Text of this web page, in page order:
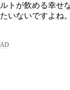
ルトが飲める幸せ
たいないですよね。